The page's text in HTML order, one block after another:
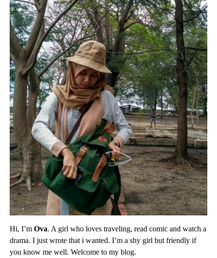
Hi, I’m Ova. A girl who loves traveling, read comic and watch a
drama. I just wrote that i wanted. I’m a shy girl but friendly if
you know me well. Welcome to my blog.